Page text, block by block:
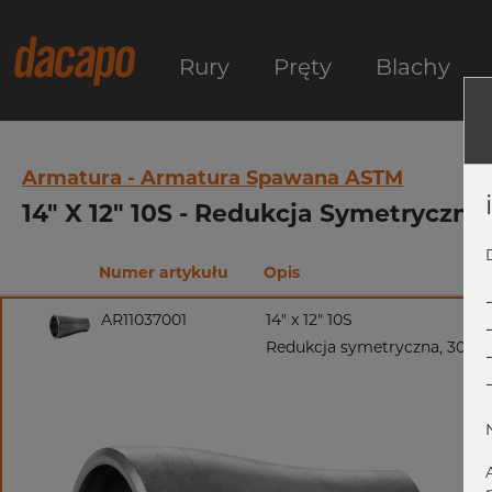
Rury Pręty Blachy
Armatura - Armatura Spawana ASTM
14" X 12" 10S - Redukcja
Numer artykułu Opis
AR11037001
14" x 12" 10S
Redukcja symetryczna, 304/
-
-
-
-